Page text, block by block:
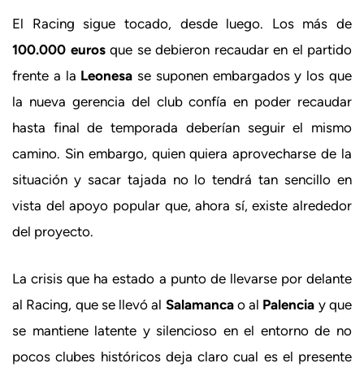
El Racing sigue tocado, desde luego. Los más de
100.000 eurosque se debieron recaudar en el partido
frente a la Leonesa se suponen embargados y los que
la nueva gerencia del club confía en poder recaudar
hasta final de temporada deberían seguir el mismo
camino. Sin embargo, quien quiera aprovecharse de la
situación y sacar tajada no lo tendrá tan sencillo en
vista del apoyo popular que, ahora sí, existe alrededor
del proyecto.
La crisis que ha estado a punto de llevarse por delante
al Racing, que se llevó al Salamancao al Palencia y que
se mantiene latente y silencioso en el entorno de no
pocos clubes históricos deja claro cual es el presente